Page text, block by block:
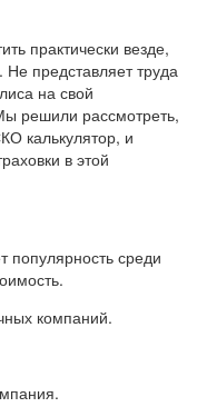
практически везде,
представляет труда
на свой
решили рассмотреть,
калькулятор, и
в этой
среди
компаний.